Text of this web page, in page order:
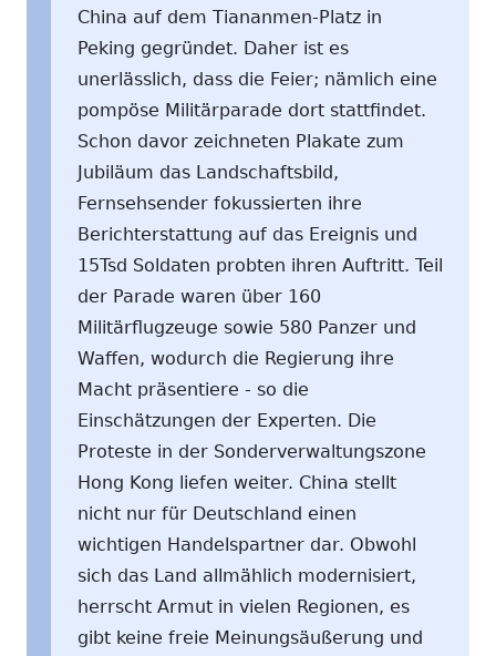
China auf dem Tiananmen-Platz in
Peking gegründet. Daher ist es
unerlässlich, dass die Feier; nämlich eine
pompöse Militärparade dort stattfindet.
Schon davor zeichneten Plakate zum
Jubiläum das Landschaftsbild,
Fernsehsender fokussierten ihre
Berichterstattung auf das Ereignis und
15Tsd Soldaten probten ihren Auftritt. Teil
der Parade waren über 160
Militärflugzeuge sowie 580 Panzer und
Waffen, wodurch die Regierung ihre
Macht präsentiere - so die
Einschätzungen der Experten. Die
Proteste in der Sonderverwaltungszone
Hong Kong liefen weiter. China stellt
nicht nur für Deutschland einen
wichtigen Handelspartner dar. Obwohl
sich das Land allmählich modernisiert,
herrscht Armut in vielen Regionen, es
gibt keine freie Meinungsäußerung und